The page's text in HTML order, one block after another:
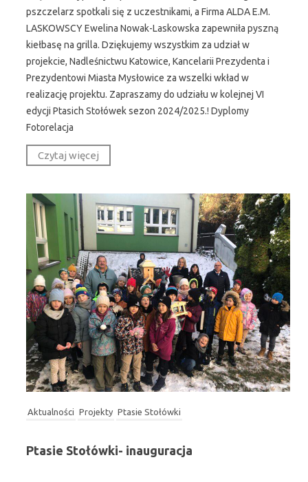
pszczelarz spotkali się z uczestnikami, a Firma ALDA E.M.
LASKOWSCY Ewelina Nowak-Laskowska zapewniła pyszną
kiełbasę na grilla. Dziękujemy wszystkim za udział w
projekcie, Nadleśnictwu Katowice, Kancelarii Prezydenta i
Prezydentowi Miasta Mysłowice za wszelki wkład w
realizację projektu. Zapraszamy do udziału w kolejnej VI
edycji Ptasich Stołówek sezon 2024/2025.! Dyplomy
Fotorelacja
Czytaj więcej
Aktualności Projekty Ptasie Stołówki
Ptasie Stołówki- inauguracja